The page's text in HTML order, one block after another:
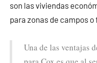
son las viviendas
para zonas de campos o
Una de las ventajas